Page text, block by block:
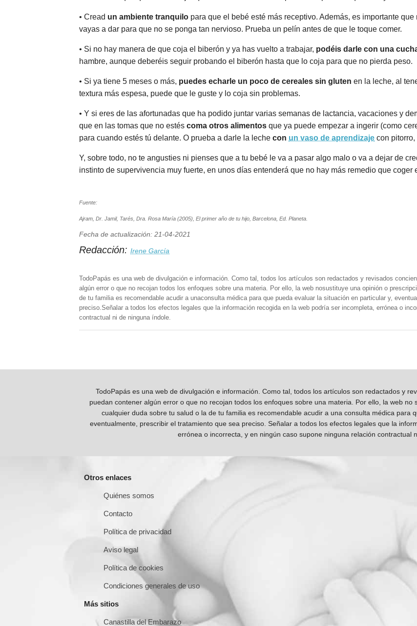
• Cread un ambiente tranquilo para que el bebé esté más receptivo. Además, es importante
vayas a dar para que no se ponga tan nervioso. Prueba un pelín antes de que le toque comer.
• Si no hay manera de que coja el biberón y ya has vuelto a trabajar, podéis darle con una
hambre, aunque deberéis seguir probando el biberón hasta que lo coja para que no pierda peso.
• Si ya tiene 5 meses o más, puedes echarle un poco de cereales sin gluten en la leche, al
textura más espesa, puede que le guste y lo coja sin problemas.
• Y si eres de las afortunadas que ha podido juntar varias semanas de lactancia, vacaciones y
que en las tomas que no estés coma otros alimentos que ya puede empezar a ingerir (como
para cuando estés tú delante. O prueba a darle la leche con un vaso de aprendizaje con
Y, sobre todo, no te angusties ni pienses que a tu bebé le va a pasar algo malo o va a dejar de
instinto de supervivencia muy fuerte, en unos días entenderá que no hay más remedio que coger
Fuente:
Ajram, Dr. Jamil, Tarés, Dra. Rosa María (2005), El primer año de tu hijo, Barcelona, Ed. Planeta.
Fecha de actualización: 21-04-2021
Redacción: Irene García
TodoPapás es una web de divulgación e información. Como tal, todos los artículos son redactados y revisados
algún error o que no recojan todos los enfoques sobre una materia. Por ello, la web nosustituye una opinión o
de tu familia es recomendable acudir a unaconsulta médica para que pueda evaluar la situación en particular y,
preciso.Señalar a todos los efectos legales que la información recogida en la web podría ser incompleta, errónea o
contractual ni de ninguna índole.
TodoPapás es una web de divulgación e información. Como tal, todos los artículos son redactados y
puedan contener algún error o que no recojan todos los enfoques sobre una materia. Por ello, la web no
cualquier duda sobre tu salud o la de tu familia es recomendable acudir a una consulta médica para
eventualmente, prescribir el tratamiento que sea preciso. Señalar a todos los efectos legales que la
errónea o incorrecta, y en ningún caso supone ninguna relación contractual
Otros enlaces
Quiénes somos
Contacto
Política de privacidad
Aviso legal
Política de cookies
Condiciones generales de uso
Más sitios
Canastilla del Embarazo